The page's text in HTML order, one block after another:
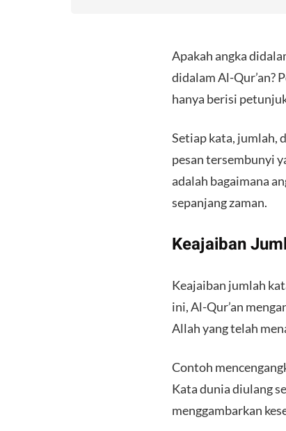
Apakah angka
didalam Al-Qur’an?
hanya berisi
Setiap kata, jumlah,
pesan tersembunyi
adalah bagaimana
sepanjang zaman.
Keajaiban
Keajaiban jumlah
ini, Al-Qur’an
Allah yang telah
Contoh
Kata dunia diulang
menggambarkan